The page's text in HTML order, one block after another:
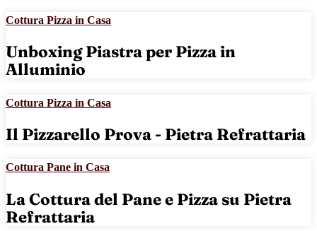
Cottura Pizza in Casa
Unboxing Piastra per Pizza in
Alluminio
Cottura Pizza in Casa
Il Pizzarello Prova - Pietra Refrattaria
Cottura Pane in Casa
La Cottura del Pane e Pizza su Pietra
Refrattaria